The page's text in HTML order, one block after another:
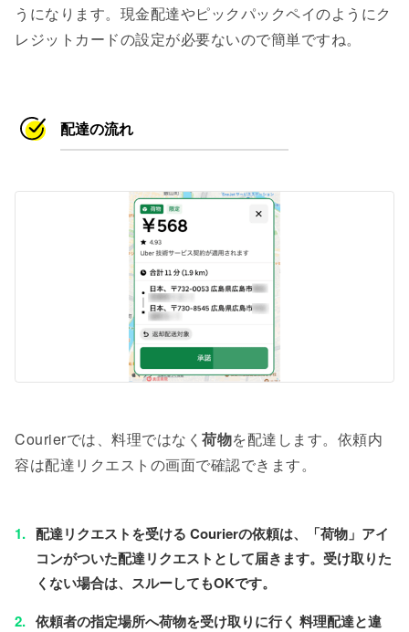
うになります。現金配達やピックパックペイのようにク
レジットカードの設定が必要ないので簡単ですね。
配達の流れ
Courierでは、料理ではなく 荷物を配達します。依頼内
容は配達リクエストの画面で確認できます。
配達リクエストを受ける Courierの依頼は、「荷物」アイ
コンがついた配達リクエストとして届きます。受け取りた
くない場合は、スルーしてもOKです。
依頼者の指定場所へ荷物を受け取りに行く 料理配達と違